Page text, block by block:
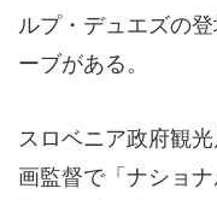
ルプ・デュエズの
ーブがある。
スロベニア政府観
画監督で「ナショ